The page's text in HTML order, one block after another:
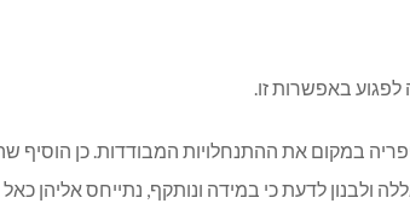
באפשרות זו.
במקום את ההתנחלויות המבודדות. כן
לדעת כי במידה ונותקף, נתייחס אליהן